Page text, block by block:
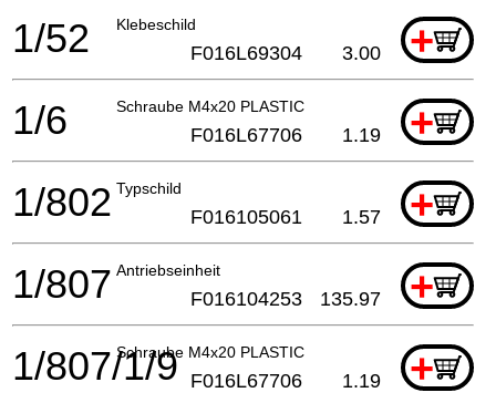
Klebeschild +
1/52 F016L69304 3.00
Schraube M4x20 PLASTIC +
1/6 F016L67706 1.19
Typschild +
1/802 F016105061 1.57
Antriebseinheit +
1/807 F016104253 135.97
Schraube M4x20 PLASTIC +
1/807/1/9 F016L67706 1.19